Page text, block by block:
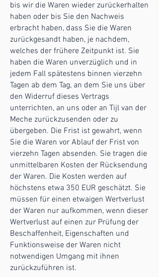
bis wir die Waren wieder zurückerhalten
haben oder bis Sie den Nachweis
erbracht haben, dass Sie die Waren
zurückgesandt haben, je nachdem,
welches der frühere Zeitpunkt ist. Sie
haben die Waren unverzüglich und in
jedem Fall spätestens binnen vierzehn
Tagen ab dem Tag, an dem Sie uns über
den Widerruf dieses Vertrags
unterrichten, an uns oder an Tijl van der
Meche zurückzusenden oder zu
übergeben. Die Frist ist gewahrt, wenn
Sie die Waren vor Ablauf der Frist von
vierzehn Tagen absenden. Sie tragen die
unmittelbaren Kosten der Rücksendung
der Waren. Die Kosten werden auf
höchstens etwa 350 EUR geschätzt. Sie
müssen für einen etwaigen Wertverlust
der Waren nur aufkommen, wenn dieser
Wertverlust auf einen zur Prüfung der
Beschaffenheit, Eigenschaften und
Funktionsweise der Waren nicht
notwendigen Umgang mit ihnen
zurückzuführen ist.